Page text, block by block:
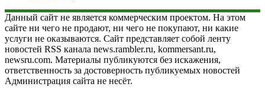
Данный сайт не является коммерческим проектом. На этом
сайте ни чего не продают, ни чего не покупают, ни какие
услуги не оказываются. Сайт представляет собой ленту
новостей RSS канала news.rambler.ru, kommersant.ru,
newsru.com. Материалы публикуются без искажения,
ответственность за достоверность публикуемых новостей
Администрация сайта не несёт.